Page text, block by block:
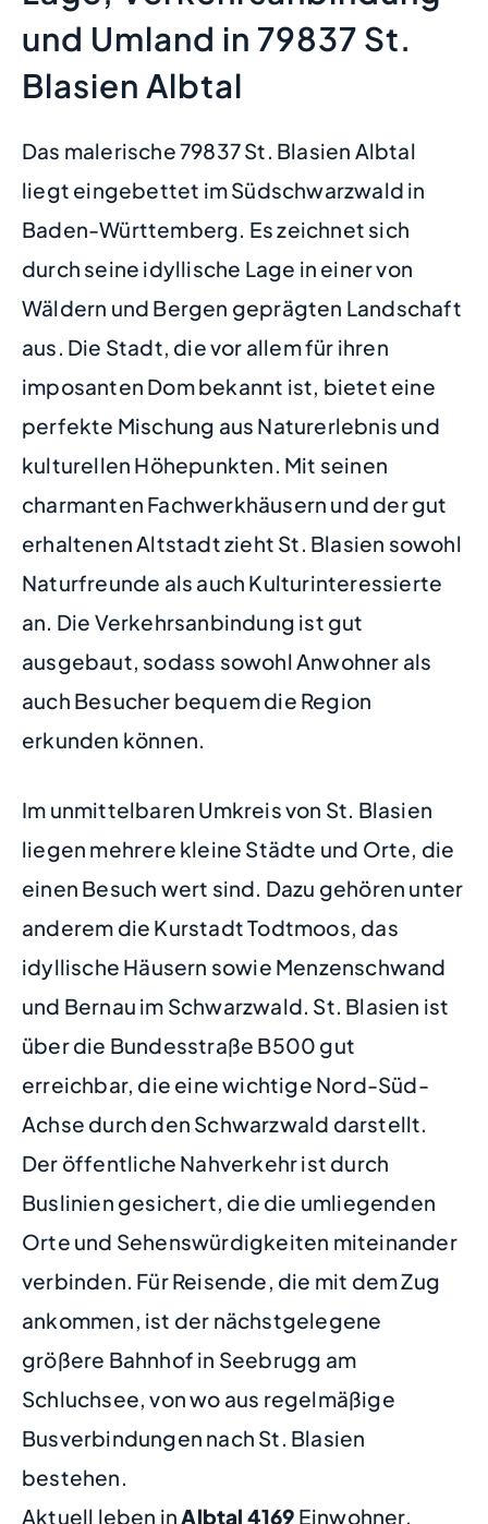
und Umland in 79837 St.
Blasien Albtal
Das malerische 79837 St. Blasien Albtal
liegt eingebettet im Südschwarzwald in
Baden-Württemberg. Es zeichnet sich
durch seine idyllische Lage in einer von
Wäldern und Bergen geprägten Landschaft
aus. Die Stadt, die vor allem für ihren
imposanten Dom bekannt ist, bietet eine
perfekte Mischung aus Naturerlebnis und
kulturellen Höhepunkten. Mit seinen
charmanten Fachwerkhäusern und der gut
erhaltenen Altstadt zieht St. Blasien sowohl
Naturfreunde als auch Kulturinteressierte
an. Die Verkehrsanbindung ist gut
ausgebaut, sodass sowohl Anwohner als
auch Besucher bequem die Region
erkunden können.
Im unmittelbaren Umkreis von St. Blasien
liegen mehrere kleine Städte und Orte, die
einen Besuch wert sind. Dazu gehören unter
anderem die Kurstadt Todtmoos, das
idyllische Häusern sowie Menzenschwand
und Bernau im Schwarzwald. St. Blasien ist
über die Bundesstraße B500 gut
erreichbar, die eine wichtige Nord-Süd-
Achse durch den Schwarzwald darstellt.
Der öffentliche Nahverkehr ist durch
Buslinien gesichert, die die umliegenden
Orte und Sehenswürdigkeiten miteinander
verbinden. Für Reisende, die mit dem Zug
ankommen, ist der nächstgelegene
größere Bahnhof in Seebrugg am
Schluchsee, von wo aus regelmäßige
Busverbindungen nach St. Blasien
bestehen.
Aktuell leben inAlbtal 4169 Einwohner.